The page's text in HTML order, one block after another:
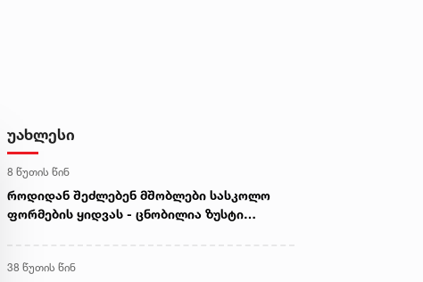
უახლესი
8 წუთის წინ
როდიდან შეძლებენ მშობლები სასკოლო
ფორმების ყიდვას - ცნობილია ზუსტი
38 წუთის წინ